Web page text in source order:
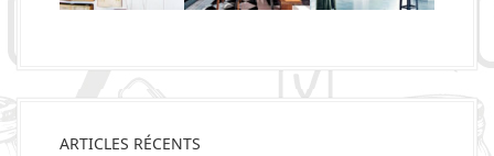
ARTICLES RÉCENTS